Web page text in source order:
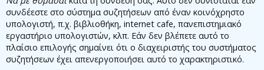
συνδέεστε στο σύστημα συζητήσεων από έναν κοινόχρηστο
υπολογιστή, π.χ. βιβλιοθήκη, internet cafe, πανεπιστημιακό
εργαστήριο υπολογιστών, κλπ. Εάν δεν βλέπετε αυτό το
πλαίσιο επιλογής σημαίνει ότι ο διαχειριστής του συστήματος
συζητήσεων έχει απενεργοποιήσει αυτό το χαρακτηριστικό.